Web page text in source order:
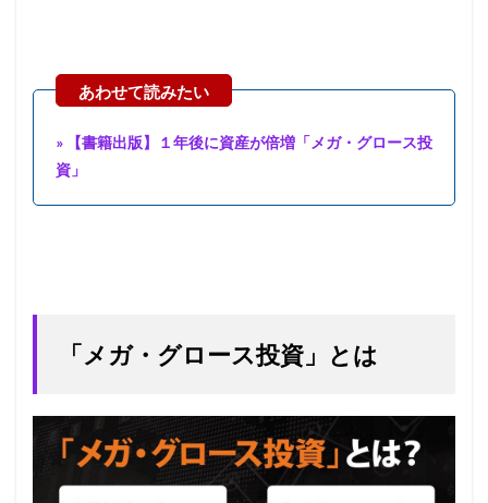
» 【書籍出版】１年後に資産が倍増「メガ・グロース投
資」
「メガ・グロース投資」とは